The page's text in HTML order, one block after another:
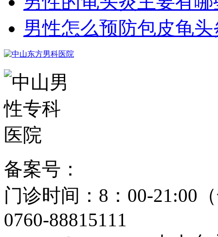
男性怎么预防包皮龟
备案号：
门诊时间：8：00-21:00
0760-88815111